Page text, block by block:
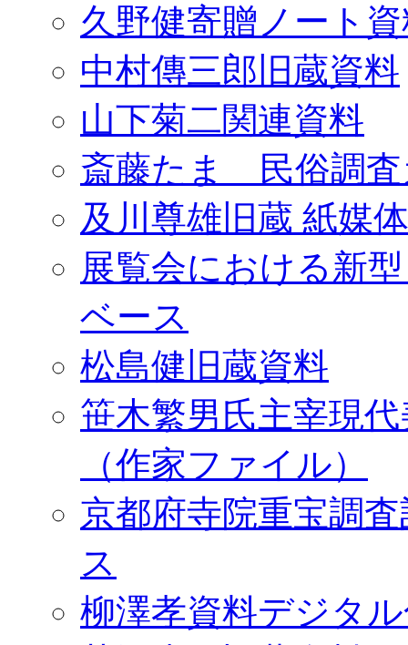
久野健寄贈ノート
中村傳三郎旧蔵資料
山下菊二関連資料
斎藤たま 民俗調査
及川尊雄旧蔵 紙媒
展覧会における新
ベース
松島健旧蔵資料
笹木繁男氏主宰現
（作家ファイル）
京都府寺院重宝調
ス
柳澤孝資料デジタ